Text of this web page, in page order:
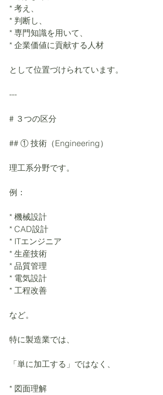
* 考え、
* 判断し、
* 専門知識を用いて、
* 企業価値に貢献する人材
として位置づけられています。
---
# ３つの区分
## ① 技術（Engineering）
理工系分野です。
例：
* 機械設計
* CAD設計
* ITエンジニア
* 生産技術
* 品質管理
* 電気設計
* 工程改善
など。
特に製造業では、
「単に加工する」ではなく、
* 図面理解